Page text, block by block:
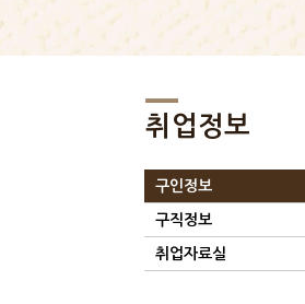
취업정보
구인정보
구직정보
취업자료실